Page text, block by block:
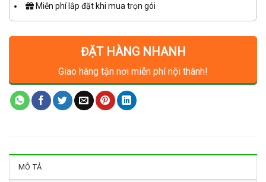
Miễn phí lắp đặt khi mua trọn gói
ĐẶT HÀNG NHANH
Giao hàng tận nơi miễn phí nội thành!
MÔ TẢ